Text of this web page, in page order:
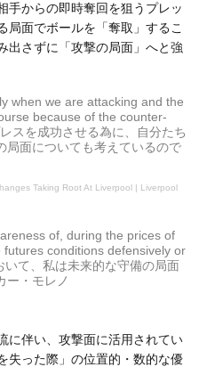
手からの即時奪回を狙うプレッ
局面でボールを「奪取」するこ
出さずに「攻撃の局面」へと強
when we are attacking and the
because of the counter-
スを成功させる為に、自分たち
局面についても考えているので
Taking Root At Liverpool | Liverpool
of, during the prices of
conditions defensively or
いて、私は未来的な守備の局面
ー・モレノ
に伴い、攻撃面に活用されてい
失った際」の位置的・数的な優